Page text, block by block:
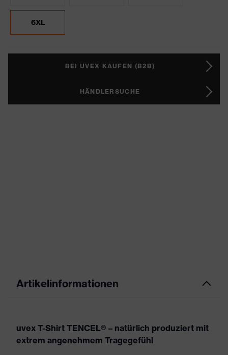
6XL
BEI UVEX KAUFEN (B2B)
HÄNDLERSUCHE
Artikelinformationen
uvex T-Shirt TENCEL® – natürlich produziert mit
extrem angenehmem Tragegefühl